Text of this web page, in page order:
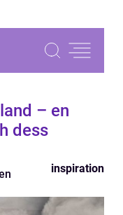
– en
dess
inspiration